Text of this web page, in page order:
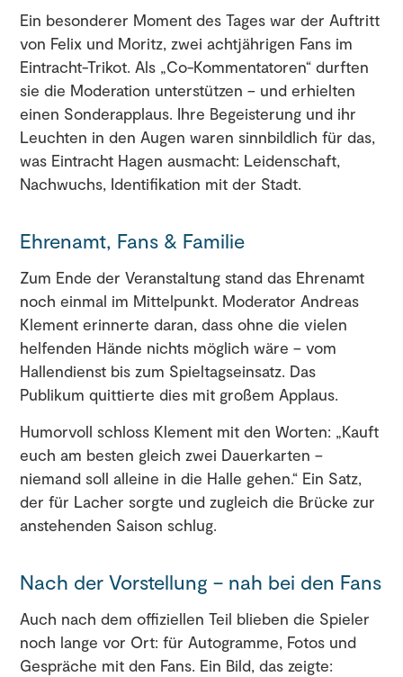
Ein besonderer Moment des Tages war der Auftritt
von Felix und Moritz, zwei achtjährigen Fans im
Eintracht-Trikot. Als „Co-Kommentatoren“ durften
sie die Moderation unterstützen – und erhielten
einen Sonderapplaus. Ihre Begeisterung und ihr
Leuchten in den Augen waren sinnbildlich für das,
was Eintracht Hagen ausmacht: Leidenschaft,
Nachwuchs, Identifikation mit der Stadt.
Ehrenamt, Fans & Familie
Zum Ende der Veranstaltung stand das Ehrenamt
noch einmal im Mittelpunkt. Moderator Andreas
Klement erinnerte daran, dass ohne die vielen
helfenden Hände nichts möglich wäre – vom
Hallendienst bis zum Spieltagseinsatz. Das
Publikum quittierte dies mit großem Applaus.
Humorvoll schloss Klement mit den Worten: „Kauft
euch am besten gleich zwei Dauerkarten –
niemand soll alleine in die Halle gehen.“ Ein Satz,
der für Lacher sorgte und zugleich die Brücke zur
anstehenden Saison schlug.
Nach der Vorstellung – nah bei den Fans
Auch nach dem offiziellen Teil blieben die Spieler
noch lange vor Ort: für Autogramme, Fotos und
Gespräche mit den Fans. Ein Bild, das zeigte: